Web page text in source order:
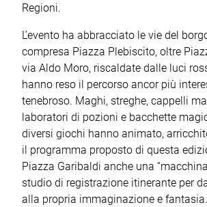
Regioni.
L’evento ha abbracciato le vie del
compresa Piazza Plebiscito, oltre
via Aldo Moro, riscaldate dalle luci
hanno reso il percorso ancor più
tenebroso. Maghi, streghe, cappelli
laboratori di pozioni e bacchette
diversi giochi hanno animato,
il programma proposto di questa
Piazza Garibaldi anche una
studio di registrazione itinerante per
alla propria immaginazione e fantasia.